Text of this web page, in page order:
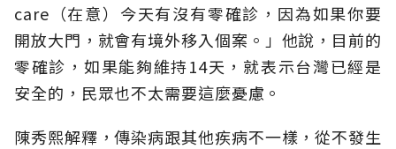
care（在意）今天有沒有零確診，因為如果你要
開放大門，就會有境外移入個案。」他說，目前的
零確診，如果能夠維持14天，就表示台灣已經是
安全的，民眾也不太需要這麼憂慮。
陳秀熙解釋，傳染病跟其他疾病不一樣，從不發生